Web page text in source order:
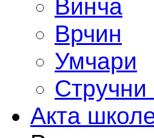
Винча
Врчин
Умчари
Акта